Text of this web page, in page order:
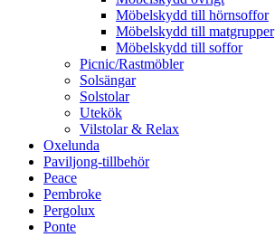
Möbelskydd till hörnsoffor
Möbelskydd till matgrupper
Möbelskydd till soffor
Picnic/Rastmöbler
Solsängar
Solstolar
Utekök
Vilstolar & Relax
Oxelunda
Paviljong-tillbehör
Peace
Pembroke
Pergolux
Ponte